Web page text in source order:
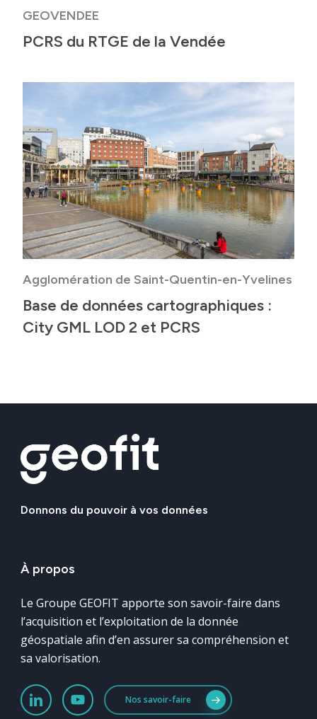
GEOVENDEE
PCRS du RTGE de la Vendée
Agglomération de Saint-Quentin-en-Yvelines
Base de données cartographiques :
City GML LOD 2 et PCRS
Donnons du pouvoir à vos données
À propos
Le Groupe GEOFIT apporte son savoir-faire dans
l’acquisition et l’exploitation de la donnée
géospatiale afin d’en assurer sa compréhension et
sa valorisation.
Nos savoir-faire